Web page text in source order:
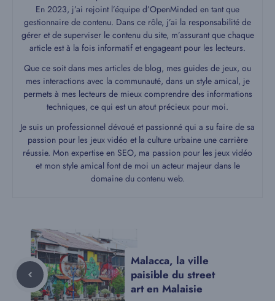
En 2023, j’ai rejoint l’équipe d’OpenMinded en tant que
gestionnaire de contenu. Dans ce rôle, j’ai la responsabilité de
gérer et de superviser le contenu du site, m’assurant que chaque
article est à la fois informatif et engageant pour les lecteurs.
Que ce soit dans mes articles de blog, mes guides de jeux, ou
mes interactions avec la communauté, dans un style amical, je
permets à mes lecteurs de mieux comprendre des informations
techniques, ce qui est un atout précieux pour moi.
Je suis un professionnel dévoué et passionné qui a su faire de sa
passion pour les jeux vidéo et la culture urbaine une carrière
réussie. Mon expertise en SEO, ma passion pour les jeux vidéo
et mon style amical font de moi un acteur majeur dans le
domaine du contenu web.
Malacca, la ville
paisible du street
art en Malaisie